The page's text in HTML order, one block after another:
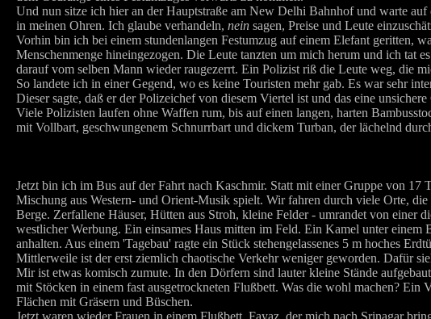
Und nun sitze ich hier an der Hauptstraße am New Delhi Bahnhof und warte
in meinen Ohren. Ich glaube verhandeln, nein sagen, Preise und Leute
Vorhin bin ich bei einem stundenlangen Festumzug auf einem Elefant geritten,
Menschenmenge hineingezogen. Die Leute tanzten um mich herum und ich tat
darauf vom selben Mann wieder raugezerrt. Ein Polizist riß die Leute weg, die
So landete ich in einer Gegend, wo es keine Touristen mehr gab. Es war sehr
Dieser sagte, daß er der Polizeichef von diesem Viertel ist und das eine
Viele Polizisten laufen ohne Waffen rum, bis auf einen langen, harten
mit Vollbart, geschwungenem Schnurrbart und dickem Turban, der lächelnd
Jetzt bin ich im Bus auf der Fahrt nach Kaschmir. Statt mit einer Gruppe von
Mischung aus Western- und Orient-Musik spielt. Wir fahren durch viele Orte,
Berge. Zerfallene Häuser, Hütten aus Stroh, kleine Felder - umrandet von
westlicher Werbung. Ein einsames Haus mitten im Feld. Ein Kamel unter
anhalten. Aus einem 'Tagebau' ragte ein Stück stehengelassenes 5 m hoches
Mittlerweile ist der erst ziemlich chaotische Verkehr weniger geworden. Dafür
Mir ist etwas komisch zumute. In den Dörfern sind lauter kleine Stände
mit Stöcken in einem fast ausgetrockneten Flußbett. Was die wohl machen? Ein
Flächen mit Gräsern und Büschen.
Jetzt waren wieder Frauen in einem Flußbett. Fayaz, der mich nach Srinagar